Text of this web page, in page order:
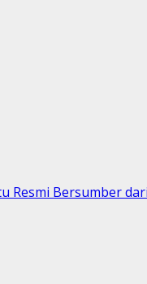
Resmi Bersumber